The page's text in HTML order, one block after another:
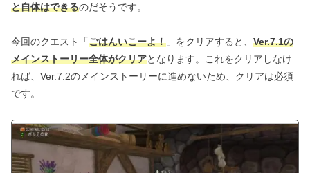
と自体はできるのだそうです。
今回のクエスト「ごはんいこーよ！ 」をクリアすると、 Ver.7.1の
メインストーリー全体がクリアとなります。これをクリアしなけ
れば、Ver.7.2のメインストーリーに進めないため、クリアは必須
です。